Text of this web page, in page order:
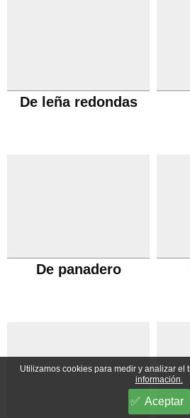
De leña redondas
De panadero
Utilizamos cookies para medir y analizar el
información.
Aceptar